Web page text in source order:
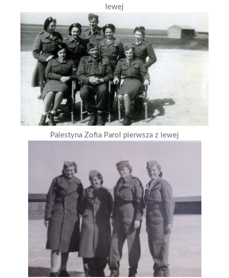
lewej
Palestyna Zofia Parol pierwsza z lewej